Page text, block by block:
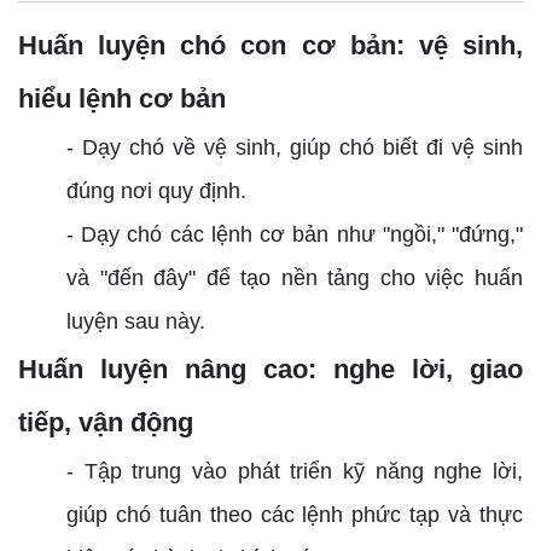
Huấn luyện chó con cơ bản: vệ sinh,
hiểu lệnh cơ bản
- Dạy chó về vệ sinh, giúp chó biết đi vệ sinh
đúng nơi quy định.
- Dạy chó các lệnh cơ bản như "ngồi," "đứng,"
và "đến đây" để tạo nền tảng cho việc huấn
luyện sau này.
Huấn luyện nâng cao: nghe lời, giao
tiếp, vận động
- Tập trung vào phát triển kỹ năng nghe lời,
giúp chó tuân theo các lệnh phức tạp và thực